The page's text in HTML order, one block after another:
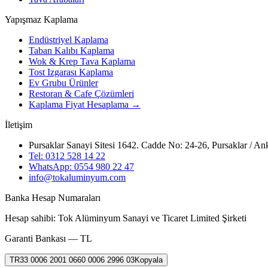
Yapışmaz Kaplama
Endüstriyel Kaplama
Taban Kalıbı Kaplama
Wok & Krep Tava Kaplama
Tost Izgarası Kaplama
Ev Grubu Ürünler
Restoran & Cafe Çözümleri
Kaplama Fiyat Hesaplama →
İletişim
Pursaklar Sanayi Sitesi 1642. Cadde No: 24-26, Pursaklar /
Tel: 0312 528 14 22
WhatsApp: 0554 980 22 47
info@tokaluminyum.com
Banka Hesap Numaraları
Hesap sahibi: Tok Alüminyum Sanayi ve Ticaret Limited Şirketi
Garanti Bankası — TL
TR33 0006 2001 0660 0006 2996 03Kopyala